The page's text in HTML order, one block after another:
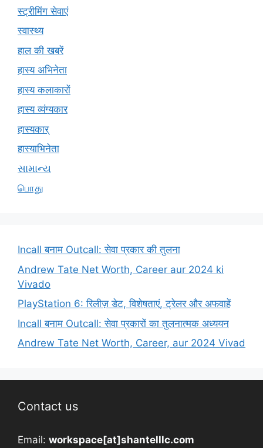
स्ट्रीमिंग सेवाएं
स्वास्थ्य
हाल की खबरें
हास्य अभिनेता
हास्य कलाकारों
हास्य व्यंग्यकार
हास्यकार्
हास्याभिनेता
સામાન્ય
பொது
Incall बनाम Outcall: सेवा प्रकार की तुलना
Andrew Tate Net Worth, Career aur 2024 ki
Vivado
PlayStation 6: रिलीज़ डेट, विशेषताएं, ट्रेलर और अफवाहें
Incall बनाम Outcall: सेवा प्रकारों का तुलनात्मक अध्ययन
Andrew Tate Net Worth, Career, aur 2024 Vivad
Contact us
Email: workspace[at]shantelllc.com